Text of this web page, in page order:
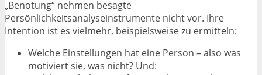
„Benotung“ nehmen besagte
Persönlichkeitsanalyseinstrumente nicht vor. Ihre
Intention ist es vielmehr, beispielsweise zu ermitteln:
Welche Einstellungen hat eine Person – also was
motiviert sie, was nicht? Und: